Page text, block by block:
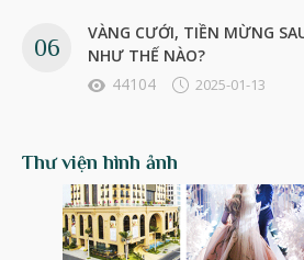
VÀNG CƯỚI, TIỀN MỪNG
NHƯ THẾ NÀO?
44104
2025-01-13
Thư viện hình ảnh